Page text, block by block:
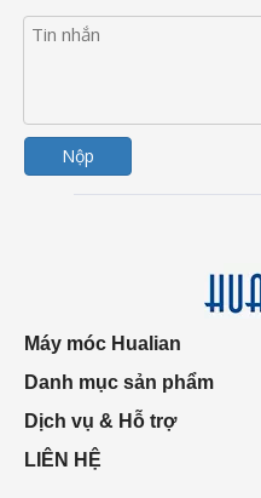
Nộp
Máy móc Hualian
Danh mục sản phẩm
Dịch vụ & Hỗ trợ
LIÊN HỆ